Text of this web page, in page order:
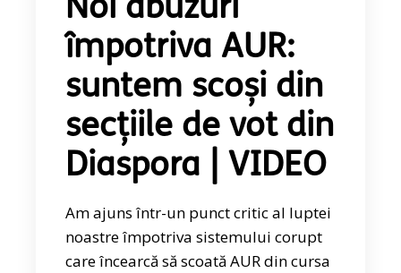
Noi abuzuri
împotriva AUR:
suntem scoși din
secțiile de vot din
Diaspora | VIDEO
Am ajuns într-un punct critic al luptei
noastre împotriva sistemului corupt
care încearcă să scoată AUR din cursa